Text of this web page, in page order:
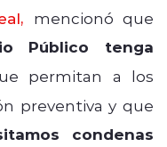
mencionó que
Público tenga
permitan a los
preventiva y que
condenas